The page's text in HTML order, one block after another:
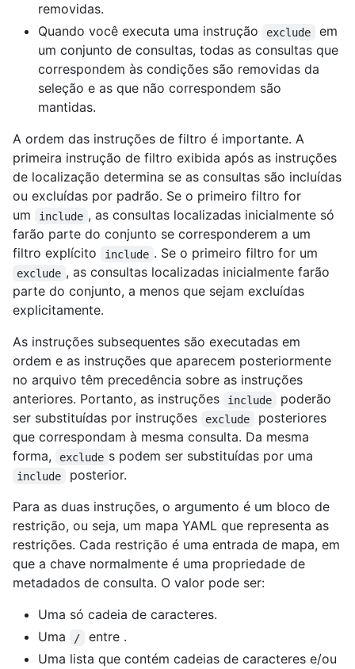
removidas.
Quando você executa uma instrução
exclude
em
um conjunto de consultas, todas as consultas que
correspondem às condições são removidas da
seleção e as que não correspondem são
mantidas.
A ordem das instruções de filtro é importante. A
primeira instrução de filtro exibida após as instruções
de localização determina se as consultas são incluídas
ou excluídas por padrão. Se o primeiro filtro for
um
include , as consultas localizadas inicialmente só
farão parte do conjunto se corresponderem a um
filtro explícito
include . Se o primeiro filtro for um
exclude , as consultas localizadas inicialmente farão
parte do conjunto, a menos que sejam excluídas
explicitamente.
As instruções subsequentes são executadas em
ordem e as instruções que aparecem posteriormente
no arquivo têm precedência sobre as instruções
anteriores. Portanto, as instruções
include
poderão
ser substituídas por instruções
exclude
posteriores
que correspondam à mesma consulta. Da mesma
forma,
exclude s podem ser substituídas por uma
include
posterior.
Para as duas instruções, o argumento é um bloco de
restrição, ou seja, um mapa YAML que representa as
restrições. Cada restrição é uma entrada de mapa, em
que a chave normalmente é uma propriedade de
metadados de consulta. O valor pode ser:
Uma só cadeia de caracteres.
Uma
/ entre .
Uma lista que contém cadeias de caracteres e/ou